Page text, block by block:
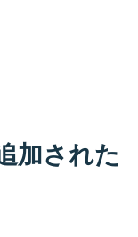
加された